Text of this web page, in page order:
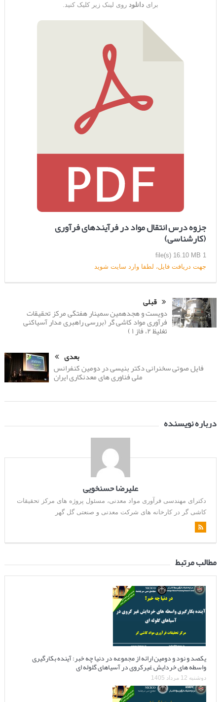
برای دانلود روی لینک زیر کلیک کنید.
جزوه درس انتقال مواد در فرآیندهای فرآوری
(کارشناسی)
1 file(s)
16.10 MB
جهت دریافت فایل، لطفا وارد سایت شوید
قبلی
دویست و هجدهمین سمینار هفتگی مرکز تحقیقات
فرآوری مواد کاشی گر (بررسی راهبری مدار آسیاکنی
تغلیظ ۲، فاز ۱ )
بعدی
فایل صوتی سخنرانی دکتر بنیسی در دومین کنفرانس
ملی فناوری های معدنکاری ایران
درباره نویسنده
علیرضا حسنخویی
دکترای مهندسی فرآوری مواد معدنی، مسئول پروژه های مرکز تحقیقات
کاشی گر در کارخانه های شرکت معدنی و صنعتی گل گهر
مطالب مرتبط
یکصد و نود و دومین ارائه از مجموعه در دنیا چه خبر: آینده بکارگیری
واسطه های خردایش غیرکروی در آسیاهای گلوله ای
دوشنبه 12 مرداد 1405